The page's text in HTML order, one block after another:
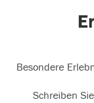
Besondere
Schreiben